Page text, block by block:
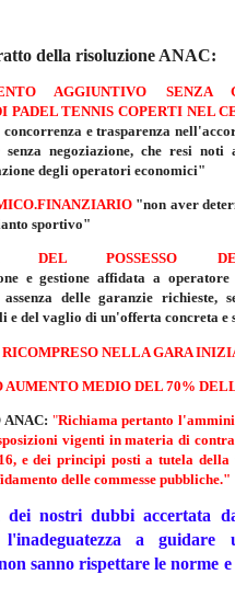
della risoluzione ANAC:
AGGIUNTIVO
TENNIS COPERTI NEL
e trasparenza
negoziazione, che resi
degli operatori economici"
"non aver
sportivo"
DEL POSSESSO
e gestione affidata a operatore
delle garanzie richieste,
e del vaglio di un'offerta concreta e
NELLA GARA
MEDIO DEL 70%
"Richiama pertanto
vigenti in materia di
e dei principi posti a tutela della
delle commesse pubbliche."
dei nostri dubbiaccertata
a guidare
sanno rispettare le norme e